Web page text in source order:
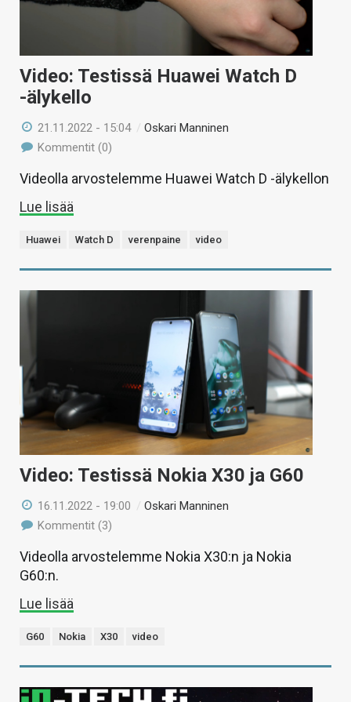
Video: Testissä Huawei Watch D
-älykello
21.11.2022 - 15:04 /Oskari Manninen
Kommentit (0)
Videolla arvostelemme Huawei Watch D -älykellon
Lue lisää
Huawei Watch D verenpaine video
Video: Testissä Nokia X30 ja G60
16.11.2022 - 19:00 /Oskari Manninen
Kommentit (3)
Videolla arvostelemme Nokia X30:n ja Nokia
G60:n.
Lue lisää
G60 Nokia X30 video